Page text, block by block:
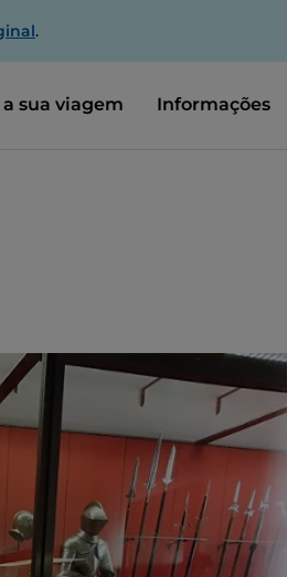
.
sua viagem Informações